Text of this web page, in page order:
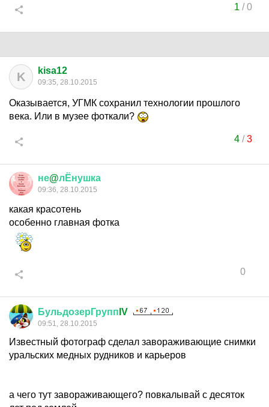
1 /0
K kisa12
09:35, 28.10.2015
Оказывается, УГМК сохранил технологии прошлого
века. Или в музее фоткали?
4/3
не@лЁнушка
09:36, 28.10.2015
какая красотень
особенно главная фотка
0
БульдозерГрупп IV
09:51, 28.10.2015
Известный фотограф сделал завораживающие снимки
уральских медных рудников и карьеров
а чего тут завораживающего? повкалывай с десяток